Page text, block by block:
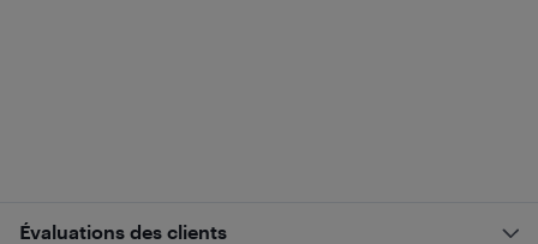
Évaluations des clients